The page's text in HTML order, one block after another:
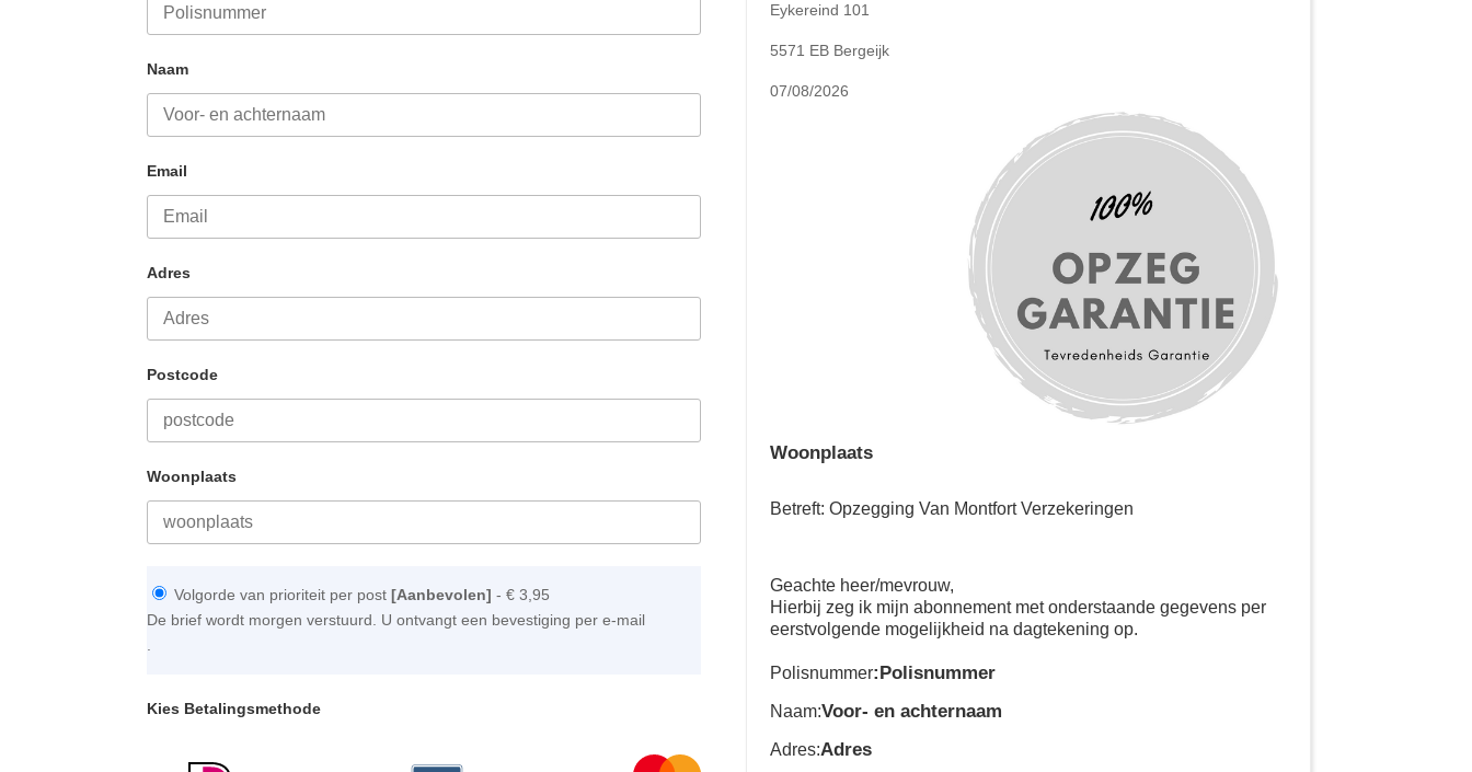
Naam
Email
Adres
Postcode
Woonplaats
Volgorde van prioriteit per post[Aanbevolen]-€ 3,95
De brief wordt morgen verstuurd. U ontvangt een bevestiging per e-mail
Kies Betalingsmethode
Eykereind 101
5571 EB Bergeijk
07/08/2026
Woonplaats
Betreft: Opzegging Van Montfort Verzekeringen
Geachte heer/mevrouw,
Hierbij zeg ik mijn abonnement met onderstaande gegevens per
eerstvolgende mogelijkheid na dagtekening op.
Polisnummer:Polisnummer
Naam:Voor- en achternaam
Adres:Adres